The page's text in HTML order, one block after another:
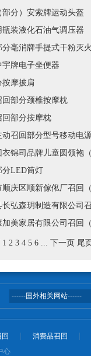
部分）安索牌运动头盔
瓶装液化石油气调压器
分亳消牌手提式干粉灭
宇牌电子坐便器
按摩披肩
回部分颈椎按摩枕
回部分按摩枕
动召回部分型号移动电
衣锦司品牌儿童圆领袍
分LED筒灯
顺庆区顺新傢俬厂召回
长弘森玥制造有限公司
加美家居有限公司召回
2 3 4 5 6 ... 下一页 尾
消费品召回
心